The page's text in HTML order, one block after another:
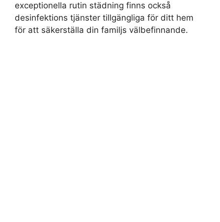
exceptionella rutin städning finns också
desinfektions tjänster tillgängliga för ditt hem
för att säkerställa din familjs välbefinnande.